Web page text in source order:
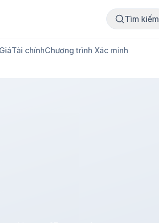
Tìm kiếm
GiáTài chínhChương trình Xác minh